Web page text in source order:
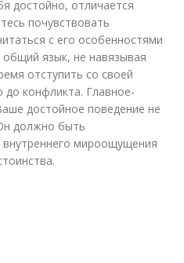
достойно, отличается
почувствовать
с его особенностями
общий язык, не навязывая
отступить со своей
до конфликта. Главное-
достойное поведение не
должно быть
мироощущения